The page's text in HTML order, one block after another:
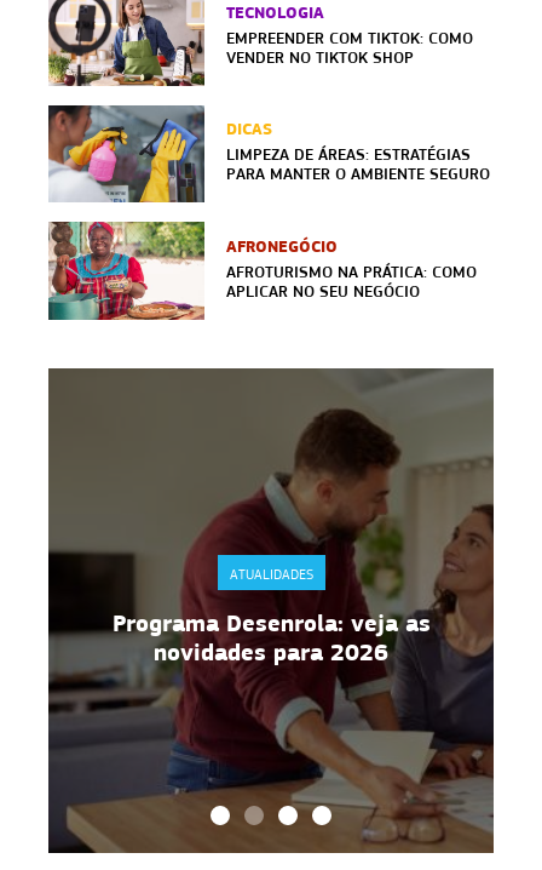
TECNOLOGIA
EMPREENDER COM TIKTOK: COMO
VENDER NO TIKTOK SHOP
DICAS
LIMPEZA DE ÁREAS: ESTRATÉGIAS
PARA MANTER O AMBIENTE SEGURO
AFRONEGÓCIO
AFROTURISMO NA PRÁTICA: COMO
APLICAR NO SEU NEGÓCIO
ATUALIDADES
Programa Desenrola: veja as
novidades para 2026